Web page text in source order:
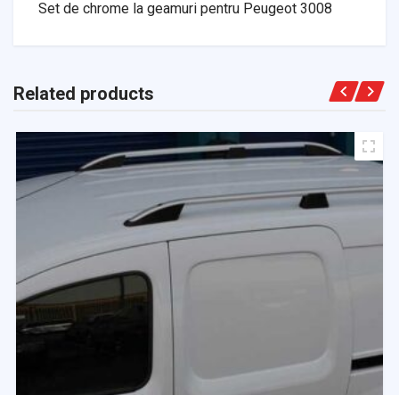
Set de chrome la geamuri pentru Peugeot 3008
Related products